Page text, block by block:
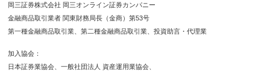
岡三証券株式会社 岡三オンライン証券カンパニー
金融商品取引業者 関東財務局長（金商）第53号
第一種金融商品取引業
第二種金融商品取引業 投資助言・代理業
加入協会
日本証券業協会
一般社団法人 資産運用業協会